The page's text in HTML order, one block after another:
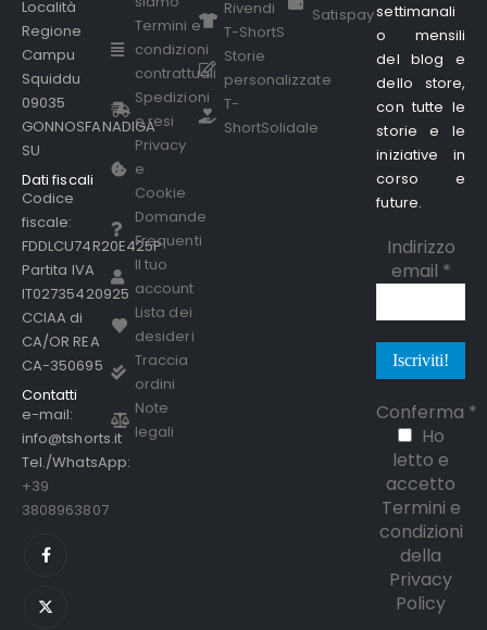
Località
Regione
Campu
Squiddu
09035
GONNOSFANADIGA
SU
Dati fiscali
Codice
fiscale:
FDDLCU74R20E425P
Partita IVA
IT02735420925
CCIAA di
CA/OR REA
CA-350695
Contatti
e-mail:
info@tshorts.it
Tel./WhatsApp:
+39
3808963807
Termini e
condizioni
contrattuali
Spedizioni
e resi
Privacy
e
Cookie
Domande
Frequenti
Il tuo
account
Lista dei
desideri
Traccia
ordini
Note
legali
Rivendi
T-ShortS
Storie
personalizzate
T-
ShortSolidale
Satispaysettimanali
o mensili
del blog e
dello store,
con tutte le
storie e le
iniziative in
corso e
future.
Indirizzo
email *
Conferma *
Ho
letto e
accetto
Termini e
condizioni
della
Privacy
Policy